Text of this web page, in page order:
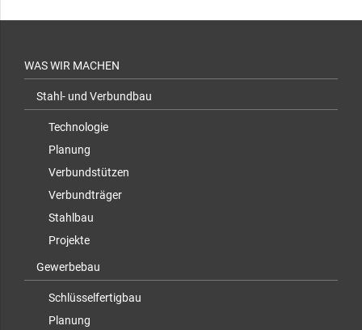
WAS WIR MACHEN
Stahl- und Verbundbau
Technologie
Planung
Verbundstützen
Verbundträger
Stahlbau
Projekte
Gewerbebau
Schlüsselfertigbau
Planung